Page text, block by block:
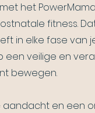
het
fitness.
in elke fase van
een veilige en
bewegen.
aandacht en een